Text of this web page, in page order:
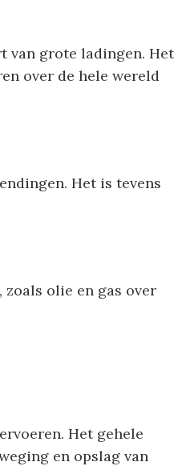
van grote ladingen. Het
over de hele wereld
Het is tevens
olie en gas over
Het gehele
en opslag van